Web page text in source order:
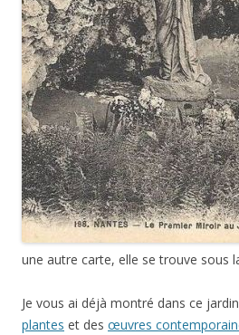
une autre carte, elle se trouve sous
Je vous ai déjà montré dans ce
plantes et des œuvres